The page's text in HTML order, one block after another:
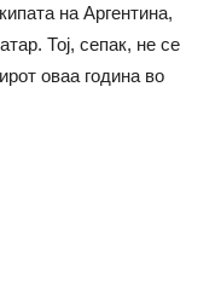
на Аргентина,
Тој, сепак, не се
оваа година во